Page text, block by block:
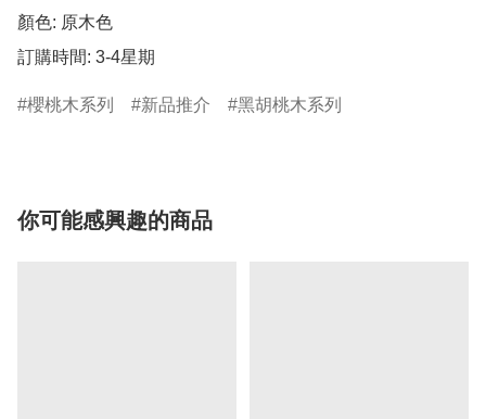
顏色: 原木色
訂購時間: 3-4星期
櫻桃木系列 新品推介 黑胡桃木系列
你可能感興趣的商品